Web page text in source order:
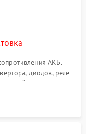
АКБ.
диодов, реле
поиск вздутых
плате.